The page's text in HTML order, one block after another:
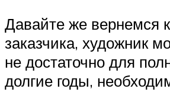
Давайте же вернемся
заказчика, художник
не достаточно для
долгие годы,